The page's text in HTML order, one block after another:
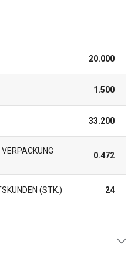
20.000
1.500
33.200
(
0.472
(STK.) 24